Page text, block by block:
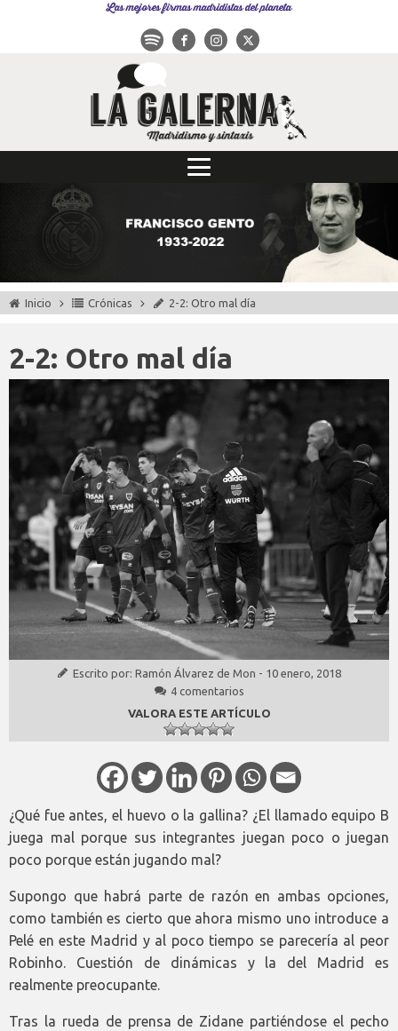
Las mejores firmas madridistas del planeta
Inicio Crónicas 2-2: Otro mal día
2-2: Otro mal día
Escrito por: Ramón Álvarez de Mon - 10 enero, 2018
4 comentarios
VALORA ESTE ARTÍCULO
¿Qué fue antes, el huevo o la gallina? ¿El llamado equipo B
juega mal porque sus integrantes juegan poco o juegan
poco porque están jugando mal?
Supongo que habrá parte de razón en ambas opciones,
como también es cierto que ahora mismo uno introduce a
Pelé en este Madrid y al poco tiempo se parecería al peor
Robinho. Cuestión de dinámicas y la del Madrid es
realmente preocupante.
Tras la rueda de prensa de Zidane partiéndose el pecho